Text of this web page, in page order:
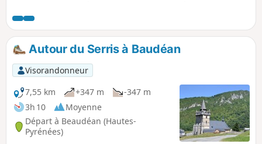
Avertissement Un VR signale un cheminement difficile entre
les (12) et (14) : des travaux forestiers ont été réalisés et ont
de ce fait abimé considérablement le chemin en forêt.
Redoublez de prudence et utilisez la trace gpx.
Autour du Serris à Baudéan
Visorandonneur
7,55 km
+347 m
-347 m
3h 10
Moyenne
Départ à Beaudéan (Hautes-
Pyrénées)